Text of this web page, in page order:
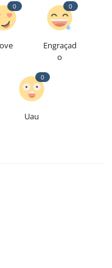
0
Engraçad
o
0
Uau
0